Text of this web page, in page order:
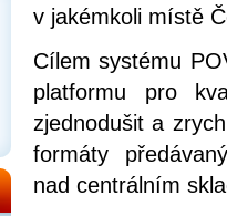
v jakémkoli místě
Cílem systému
platformu pro
zjednodušit a
formáty
nad centrálním